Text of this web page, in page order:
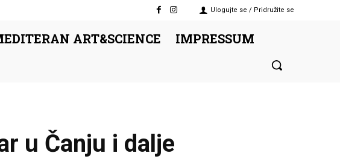
Ulogujte se / Pridružite se
ART&SCIENCE IMPRESSUM
u Čanju i dalje